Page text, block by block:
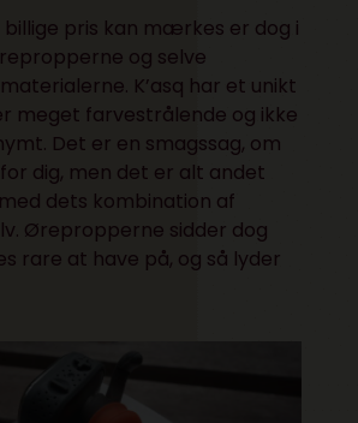
billige pris kan mærkes er dog i
og selve
K’asq har et unikt
meget farvestrålende og ikke
Det er en smagssag, om
dig, men det er alt andet
dets kombination af
Ørepropperne sidder dog
rare at have på, og så lyder